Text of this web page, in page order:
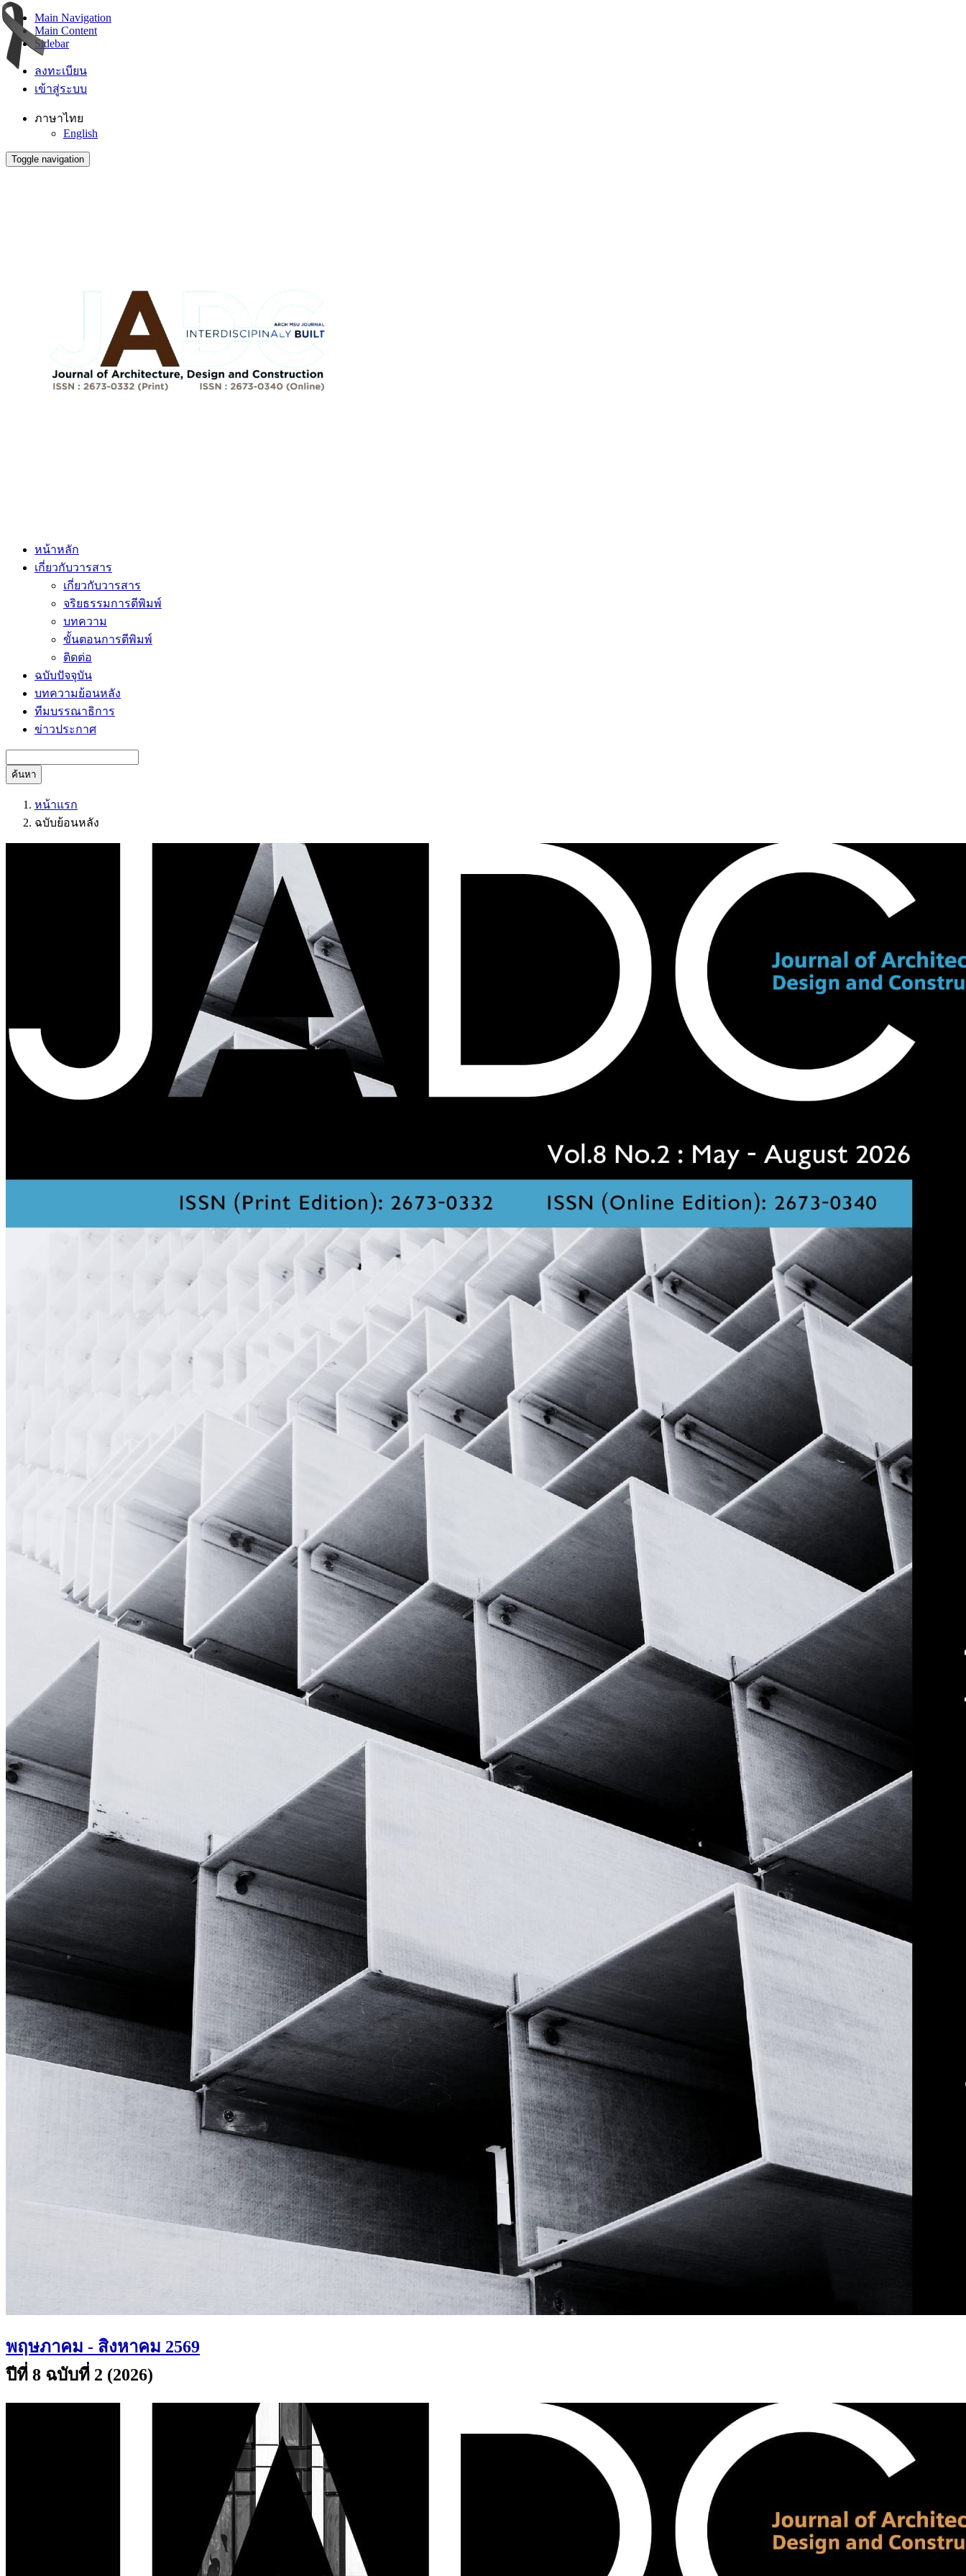
Main Navigation
Main Content
Sidebar
ลงทะเบียน
เข้าสู่ระบบ
ภาษาไทย
English
Toggle navigation
หน้าหลัก
เกี่ยวกับวารสาร
เกี่ยวกับวารสาร
จริยธรรมการตีพิมพ์
บทความ
ขั้นตอนการตีพิมพ์
ติดต่อ
ฉบับปัจจุบัน
บทความย้อนหลัง
ทีมบรรณาธิการ
ข่าวประกาศ
ค้นหา
หน้าแรก
ฉบับย้อนหลัง
พฤษภาคม - สิงหาคม 2569
ปีที่ 8 ฉบับที่ 2 (2026)